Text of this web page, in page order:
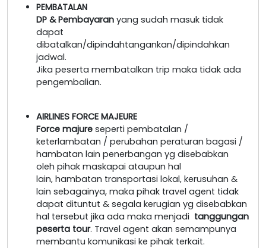
PEMBATALAN
DP & Pembayaran yang sudah masuk tidak
dapat
dibatalkan/dipindahtangankan/dipindahkan
jadwal.
Jika peserta membatalkan trip maka tidak ada
pengembalian.
AIRLINES FORCE MAJEURE
Force majure seperti pembatalan /
keterlambatan / perubahan peraturan bagasi /
hambatan lain penerbangan yg disebabkan
oleh pihak maskapai ataupun hal
lain, hambatan transportasi lokal, kerusuhan &
lain sebagainya, maka pihak travel agent tidak
dapat dituntut & segala kerugian yg disebabkan
hal tersebut jika ada maka menjadi tanggungan
peserta tour. Travel agent akan semampunya
membantu komunikasi ke pihak terkait.